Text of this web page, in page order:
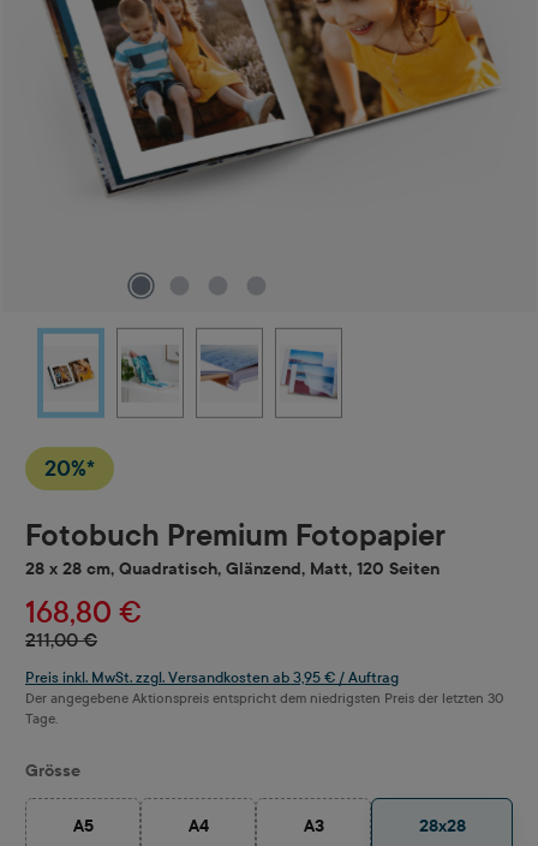
20%*
Fotobuch Premium Fotopapier
28 x 28 cm, Quadratisch, Glänzend, Matt, 120 Seiten
168,80 €
211,00 €
Preis inkl. MwSt. zzgl. Versandkosten ab 3,95 € / Auftrag
Der angegebene Aktionspreis entspricht dem niedrigsten Preis der letzten 30
Tage.
Grösseauswählen
A5
(Diese Option ist zurzeit nicht verfügbar.)
A4
(Diese Option ist zurzeit nicht verfügbar.)
A3
(Diese Option ist zurzeit nicht
28x28